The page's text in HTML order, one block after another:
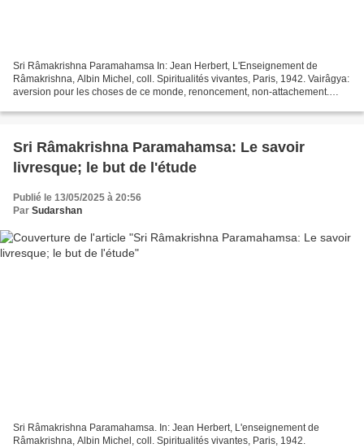
Sri Râmakrishna Paramahamsa In: Jean Herbert, L'Enseignement de
Râmakrishna, Albin Michel, coll. Spiritualités vivantes, Paris, 1942. Vairâgya:
aversion pour les choses de ce monde, renoncement, non-attachement.
Sri Râmakrishna Paramahamsa: Le savoir
livresque; le but de l'étude
Publié le 13/05/2025 à 20:56
Par Sudarshan
Sri Râmakrishna Paramahamsa. In: Jean Herbert, L'enseignement de
Râmakrishna, Albin Michel, coll. Spiritualités vivantes, Paris, 1942.